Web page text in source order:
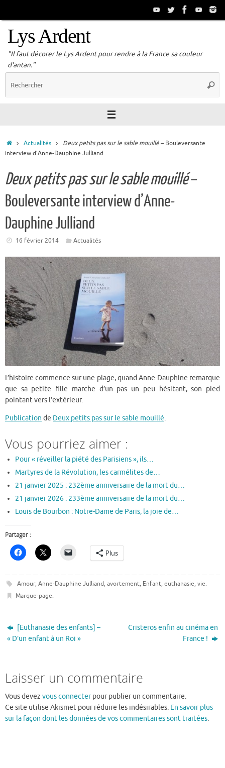
Lys Ardent
"Il faut décorer le Lys Ardent pour rendre à la France sa couleur
d'antan."
Accueil
Actualités Deux petits pas sur le sable mouillé– Bouleversante
interview d’Anne-Dauphine Julliand
Deux petits pas sur le sable mouillé–
Bouleversante interview d’Anne-
Dauphine Julliand
16 février 2014 Actualités
L’histoire commence sur une plage, quand Anne-Dauphine remarque
que sa petite fille marche d’un pas un peu hésitant, son pied
pointant vers l’extérieur.
Publication de Deux petits pas sur le sable mouillé.
Vous pourriez aimer :
Pour « réveiller la piété des Parisiens », ils…
Martyres de la Révolution, les carmélites de…
21 janvier 2025 : 232ème anniversaire de la mort du…
21 janvier 2026 : 233ème anniversaire de la mort du…
Louis de Bourbon : Notre-Dame de Paris, la joie de…
Partager :
Plus
Amour, Anne-Dauphine Julliand, avortement, Enfant, euthanasie, vie.
Marque-page.
[Euthanasie des enfants] –
« D’un enfant à un Roi »
Cristeros enfin au cinéma en
France !
Laisser un commentaire
Vous devez vous connecterpour publier un commentaire.
Ce site utilise Akismet pour réduire les indésirables. En savoir plus
sur la façon dont les données de vos commentaires sont traitées.